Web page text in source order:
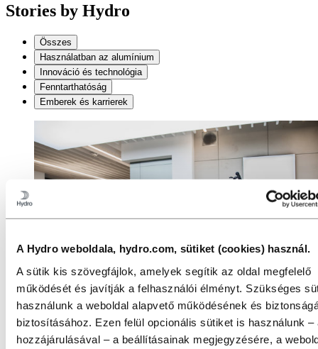
A Hydro weboldala, hydro.com, sütiket (cookies) használ.
A sütik kis szövegfájlok, amelyek segítik az oldal megfelelő
működését és javítják a felhasználói élményt. Szükséges
használunk a weboldal alapvető működésének és
biztosításához. Ezen felül opcionális sütiket is használunk –
hozzájárulásával – a beállításainak megjegyzésére, a
Stories by Hydro
Összes
Használatban az alumínium
Innováció és technológia
Fenntarthatóság
Emberek és karrierek